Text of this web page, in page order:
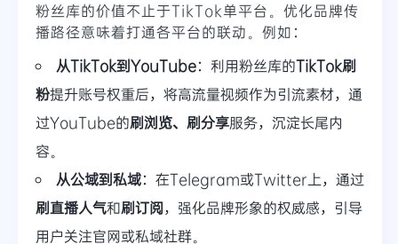
粉丝库的价值不止于TikTok单平台。优化品牌传
播路径意味着打通各平台的联动。例如：
从TikTok到YouTube：利用粉丝库的TikTok刷
粉提升账号权重后，将高流量视频作为引流素材，通
过YouTube的刷浏览、刷分享服务，沉淀长尾内
容。
从公域到私域：在Telegram或Twitter上，通过
刷直播人气和刷订阅，强化品牌形象的权威感，引导
用户关注官网或私域社群。